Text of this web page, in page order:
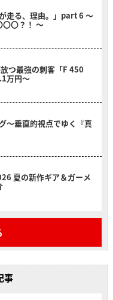
走る、理由。」part 6 〜
〇〇？！ 〜
つ最強の刺客「F 450
万円〜
〜垂直的視点でゆく『真
夏の新作ギア＆ガーメ
事